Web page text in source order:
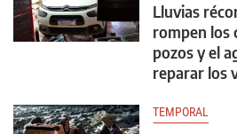
Lluvias
rompen los
pozos y el
reparar los
TEMPORAL